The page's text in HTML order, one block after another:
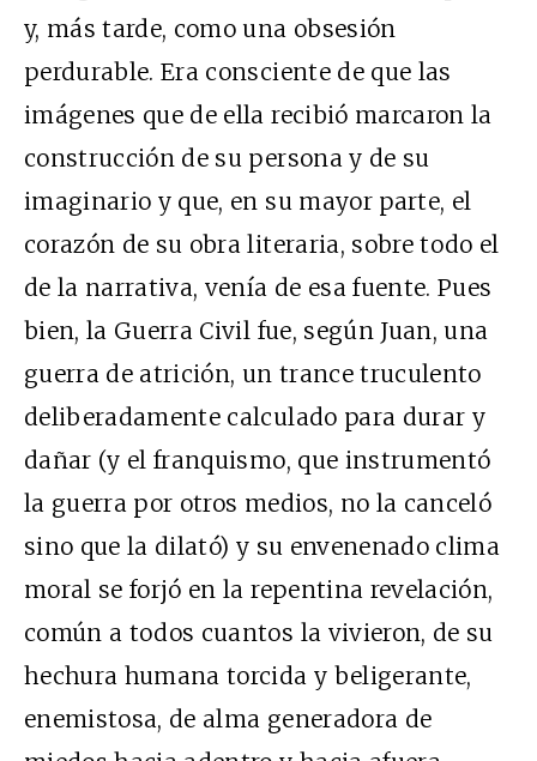
y, más tarde, como una obsesión
perdurable. Era consciente de que las
imágenes que de ella recibió marcaron la
construcción de su persona y de su
imaginario y que, en su mayor parte, el
corazón de su obra literaria, sobre todo el
de la narrativa, venía de esa fuente. Pues
bien, la Guerra Civil fue, según Juan, una
guerra de atrición, un trance truculento
deliberadamente calculado para durar y
dañar (y el franquismo, que instrumentó
la guerra por otros medios, no la canceló
sino que la dilató) y su envenenado clima
moral se forjó en la repentina revelación,
común a todos cuantos la vivieron, de su
hechura humana torcida y beligerante,
enemistosa, de alma generadora de